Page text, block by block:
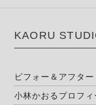
KAORU
ビフォー＆アフター
小林かおるプロフィ